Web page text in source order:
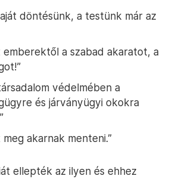
döntésünk, a testünk már az
emberektől a szabad akaratot, a
védelmében a
és járványügyi okokra
meg akarnak menteni.”
ellepték az ilyen és ehhez